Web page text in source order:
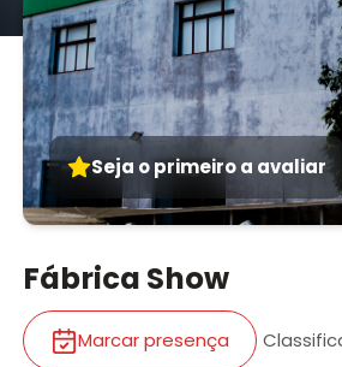
Seja o primeiro a avaliar
Fábrica Show
Marcar presença